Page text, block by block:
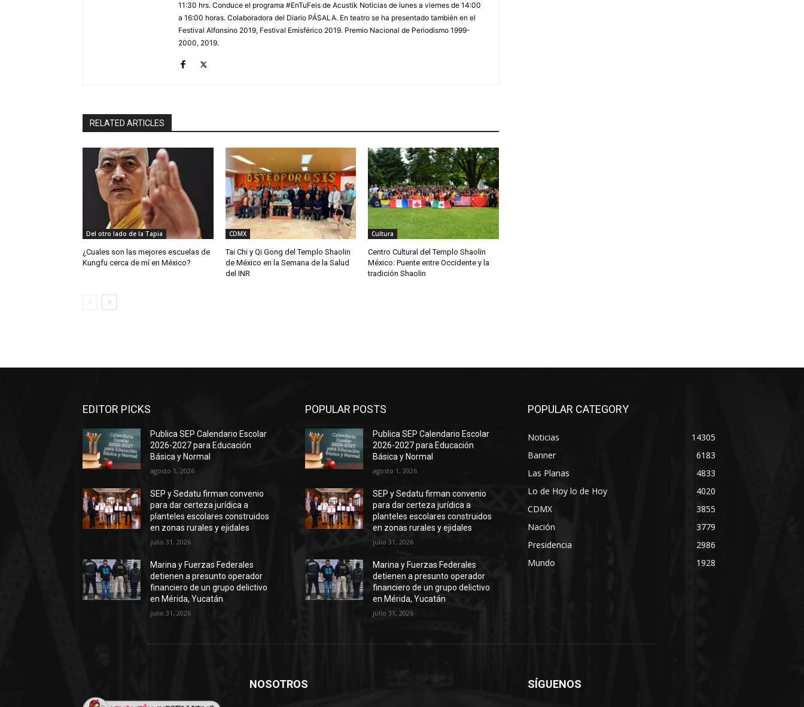
11:30 hrs. Conduce el programa #EnTuFeis de Acustik Noticias de lunes a viernes de 14:00
a 16:00 horas. Colaboradora del Diario PÁSALA. En teatro se ha presentado también en el
Festival Alfonsino 2019, Festival Emisférico 2019. Premio Nacional de Periodismo 1999-
2000, 2019.
RELATED ARTICLES
Del otro lado de la Tapia
¿Cuales son las mejores escuelas de
Kungfu cerca de mí en México?
CDMX
Tai Chi y Qi Gong del Templo Shaolin
de México en la Semana de la Salud
del INR
Cultura
Centro Cultural del Templo Shaolin
México: Puente entre Occidente y la
tradición Shaolin
EDITOR PICKS
Publica SEP Calendario Escolar
2026-2027 para Educación
Básica y Normal
agosto 1, 2026
SEP y Sedatu firman convenio
para dar certeza jurídica a
planteles escolares construidos
en zonas rurales y ejidales
julio 31, 2026
Marina y Fuerzas Federales
detienen a presunto operador
financiero de un grupo delictivo
en Mérida, Yucatán
julio 31, 2026
POPULAR POSTS
Publica SEP Calendario Escolar
2026-2027 para Educación
Básica y Normal
agosto 1, 2026
SEP y Sedatu firman convenio
para dar certeza jurídica a
planteles escolares construidos
en zonas rurales y ejidales
julio 31, 2026
Marina y Fuerzas Federales
detienen a presunto operador
financiero de un grupo delictivo
en Mérida, Yucatán
julio 31, 2026
POPULAR CATEGORY
Noticias
14305
Banner
6183
Las Planas
4833
Lo de Hoy lo de Hoy
4020
CDMX
3855
Nación
3779
Presidencia
2986
Mundo
1928
NOSOTROS SÍGUENOS